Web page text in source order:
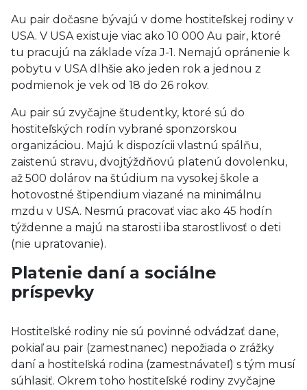
Au pair dočasne bývajú v dome hostiteľskej rodiny v
USA. V USA existuje viac ako 10 000 Au pair, ktoré
tu pracujú na základe víza J-1. Nemajú opránenie k
pobytu v USA dlhšie ako jeden rok a jednou z
podmienok je vek od 18 do 26 rokov.
Au pair sú zvyčajne študentky, ktoré sú do
hostiteľských rodín vybrané sponzorskou
organizáciou. Majú k dispozícii vlastnú spálňu,
zaistenú stravu, dvojtýždňovú platenú dovolenku,
až 500 dolárov na štúdium na vysokej škole a
hotovostné štipendium viazané na minimálnu
mzdu v USA. Nesmú pracovať viac ako 45 hodín
týždenne a majú na starosti iba starostlivosť o deti
(nie upratovanie).
Platenie daní a sociálne
príspevky
Hostiteľské rodiny nie sú povinné odvádzať dane,
pokiaľ au pair (zamestnanec) nepožiada o zrážky
daní a hostiteľská rodina (zamestnávateľ) s tým musí
súhlasiť. Okrem toho hostiteľské rodiny zvyčajne